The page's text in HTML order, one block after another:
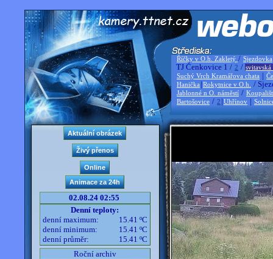
Říčky v O.h. Zakletý / Sjezdovka
TJ Čenkovice 1 / 2 / svitavská
Suchý Vrch Kramářova chata |
Hanička |Rokytnice v O.h. /
Jablonné n O. náměstí /
Bartošovice / 2 |Uhřínov |
02.08.24 02:55
Denní teploty:
denní maximum:
15.41 ºC
denní minimum:
15.41 ºC
denní průměr:
15.41 ºC
Roční archiv